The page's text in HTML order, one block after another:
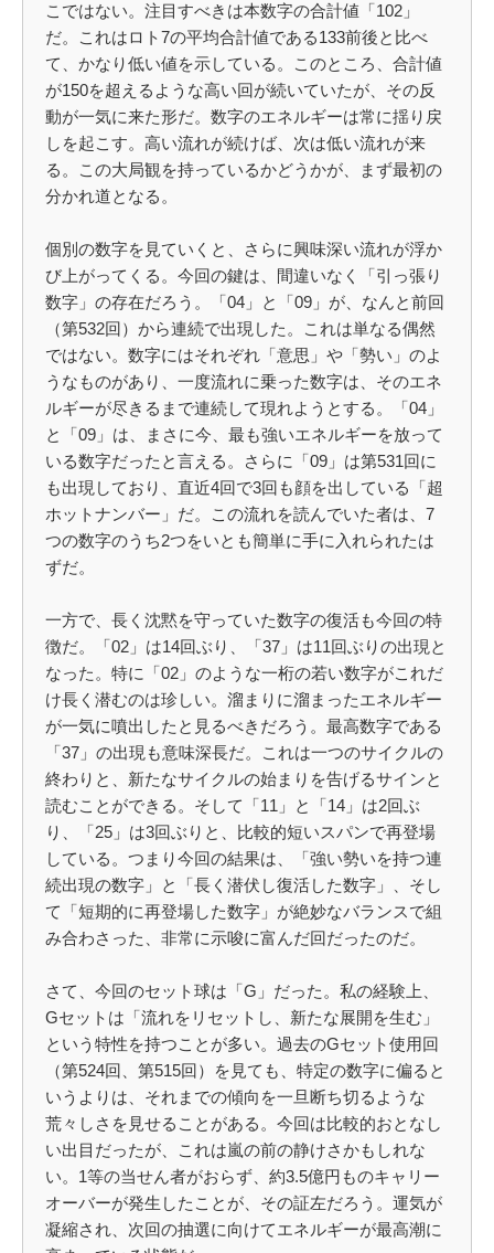
こではない。注目すべきは本数字の合計値「102」
だ。これはロト7の平均合計値である133前後と比べ
て、かなり低い値を示している。このところ、合計値
が150を超えるような高い回が続いていたが、その反
動が一気に来た形だ。数字のエネルギーは常に揺り戻
しを起こす。高い流れが続けば、次は低い流れが来
る。この大局観を持っているかどうかが、まず最初の
分かれ道となる。
個別の数字を見ていくと、さらに興味深い流れが浮か
び上がってくる。今回の鍵は、間違いなく「引っ張り
数字」の存在だろう。「04」と「09」が、なんと前回
（第532回）から連続で出現した。これは単なる偶然
ではない。数字にはそれぞれ「意思」や「勢い」のよ
うなものがあり、一度流れに乗った数字は、そのエネ
ルギーが尽きるまで連続して現れようとする。「04」
と「09」は、まさに今、最も強いエネルギーを放って
いる数字だったと言える。さらに「09」は第531回に
も出現しており、直近4回で3回も顔を出している「超
ホットナンバー」だ。この流れを読んでいた者は、7
つの数字のうち2つをいとも簡単に手に入れられたは
ずだ。
一方で、長く沈黙を守っていた数字の復活も今回の特
徴だ。「02」は14回ぶり、「37」は11回ぶりの出現と
なった。特に「02」のような一桁の若い数字がこれだ
け長く潜むのは珍しい。溜まりに溜まったエネルギー
が一気に噴出したと見るべきだろう。最高数字である
「37」の出現も意味深長だ。これは一つのサイクルの
終わりと、新たなサイクルの始まりを告げるサインと
読むことができる。そして「11」と「14」は2回ぶ
り、「25」は3回ぶりと、比較的短いスパンで再登場
している。つまり今回の結果は、「強い勢いを持つ連
続出現の数字」と「長く潜伏し復活した数字」、そし
て「短期的に再登場した数字」が絶妙なバランスで組
み合わさった、非常に示唆に富んだ回だったのだ。
さて、今回のセット球は「G」だった。私の経験上、
Gセットは「流れをリセットし、新たな展開を生む」
という特性を持つことが多い。過去のGセット使用回
（第524回、第515回）を見ても、特定の数字に偏ると
いうよりは、それまでの傾向を一旦断ち切るような
荒々しさを見せることがある。今回は比較的おとなし
い出目だったが、これは嵐の前の静けさかもしれな
い。1等の当せん者がおらず、約3.5億円ものキャリー
オーバーが発生したことが、その証左だろう。運気が
凝縮され、次回の抽選に向けてエネルギーが最高潮に